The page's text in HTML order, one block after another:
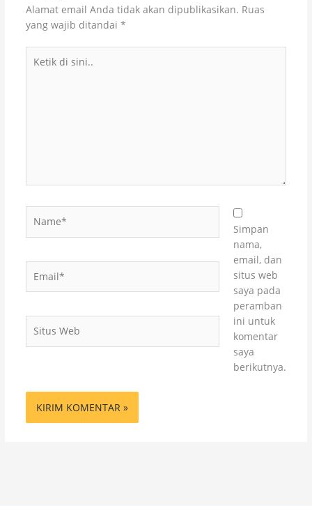
Alamat email Anda tidak akan dipublikasikan. Ruas
yang wajib ditandai *
Web
Simpan
nama,
email, dan
situs web
saya pada
peramban
ini untuk
komentar
saya
berikutnya.